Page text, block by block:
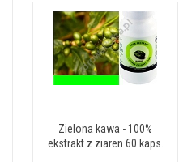
Zielona kawa - 100%
ekstrakt z ziaren 60 kaps.